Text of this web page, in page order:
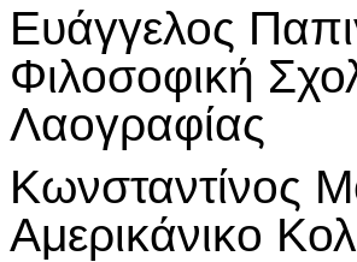
Ευάγγελος
Φιλοσοφική
Λαογραφίας
Κωνσταντίνος
Αμερικάνικο